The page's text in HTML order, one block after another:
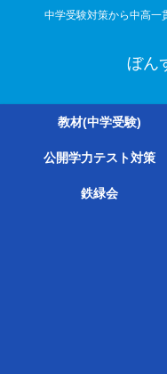
中学受験対策から中高一
ぼん
教材(中学受験)
公開学力テスト対策
鉄緑会